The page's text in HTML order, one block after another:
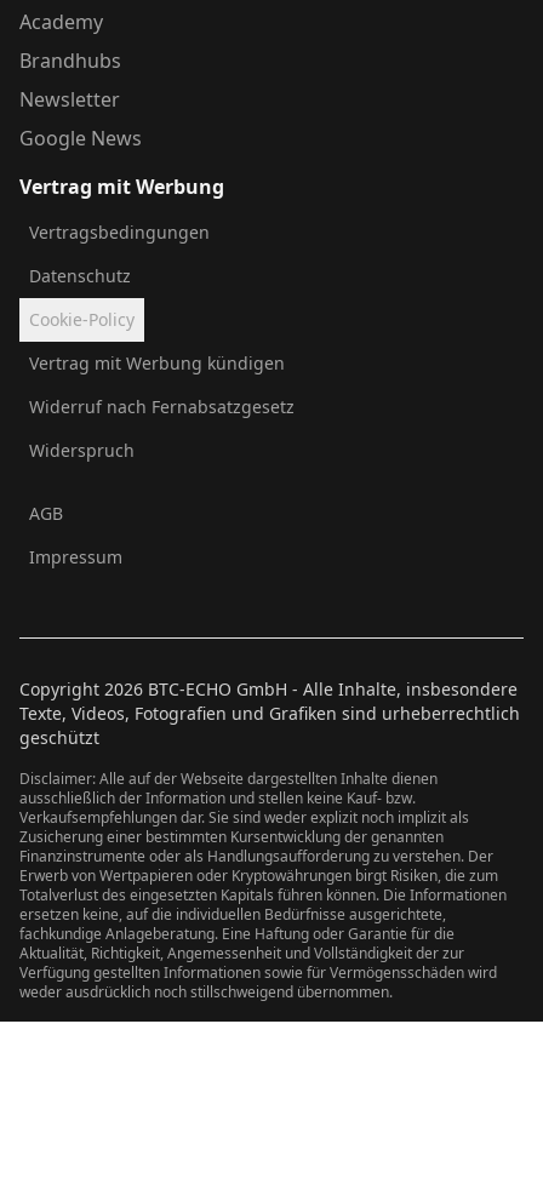
Academy
Brandhubs
Newsletter
Google News
Vertrag mit Werbung
Vertragsbedingungen
Datenschutz
Cookie-Policy
Vertrag mit Werbung kündigen
Widerruf nach Fernabsatzgesetz
Widerspruch
AGB
Impressum
Copyright 2026 BTC-ECHO GmbH - Alle Inhalte, insbesondere
Texte, Videos, Fotografien und Grafiken sind urheberrechtlich
geschützt
Disclaimer: Alle auf der Webseite dargestellten Inhalte dienen
ausschließlich der Information und stellen keine Kauf- bzw.
Verkaufsempfehlungen dar. Sie sind weder explizit noch implizit als
Zusicherung einer bestimmten Kursentwicklung der genannten
Finanzinstrumente oder als Handlungsaufforderung zu verstehen. Der
Erwerb von Wertpapieren oder Kryptowährungen birgt Risiken, die zum
Totalverlust des eingesetzten Kapitals führen können. Die Informationen
ersetzen keine, auf die individuellen Bedürfnisse ausgerichtete,
fachkundige Anlageberatung. Eine Haftung oder Garantie für die
Aktualität, Richtigkeit, Angemessenheit und Vollständigkeit der zur
Verfügung gestellten Informationen sowie für Vermögensschäden wird
weder ausdrücklich noch stillschweigend übernommen.